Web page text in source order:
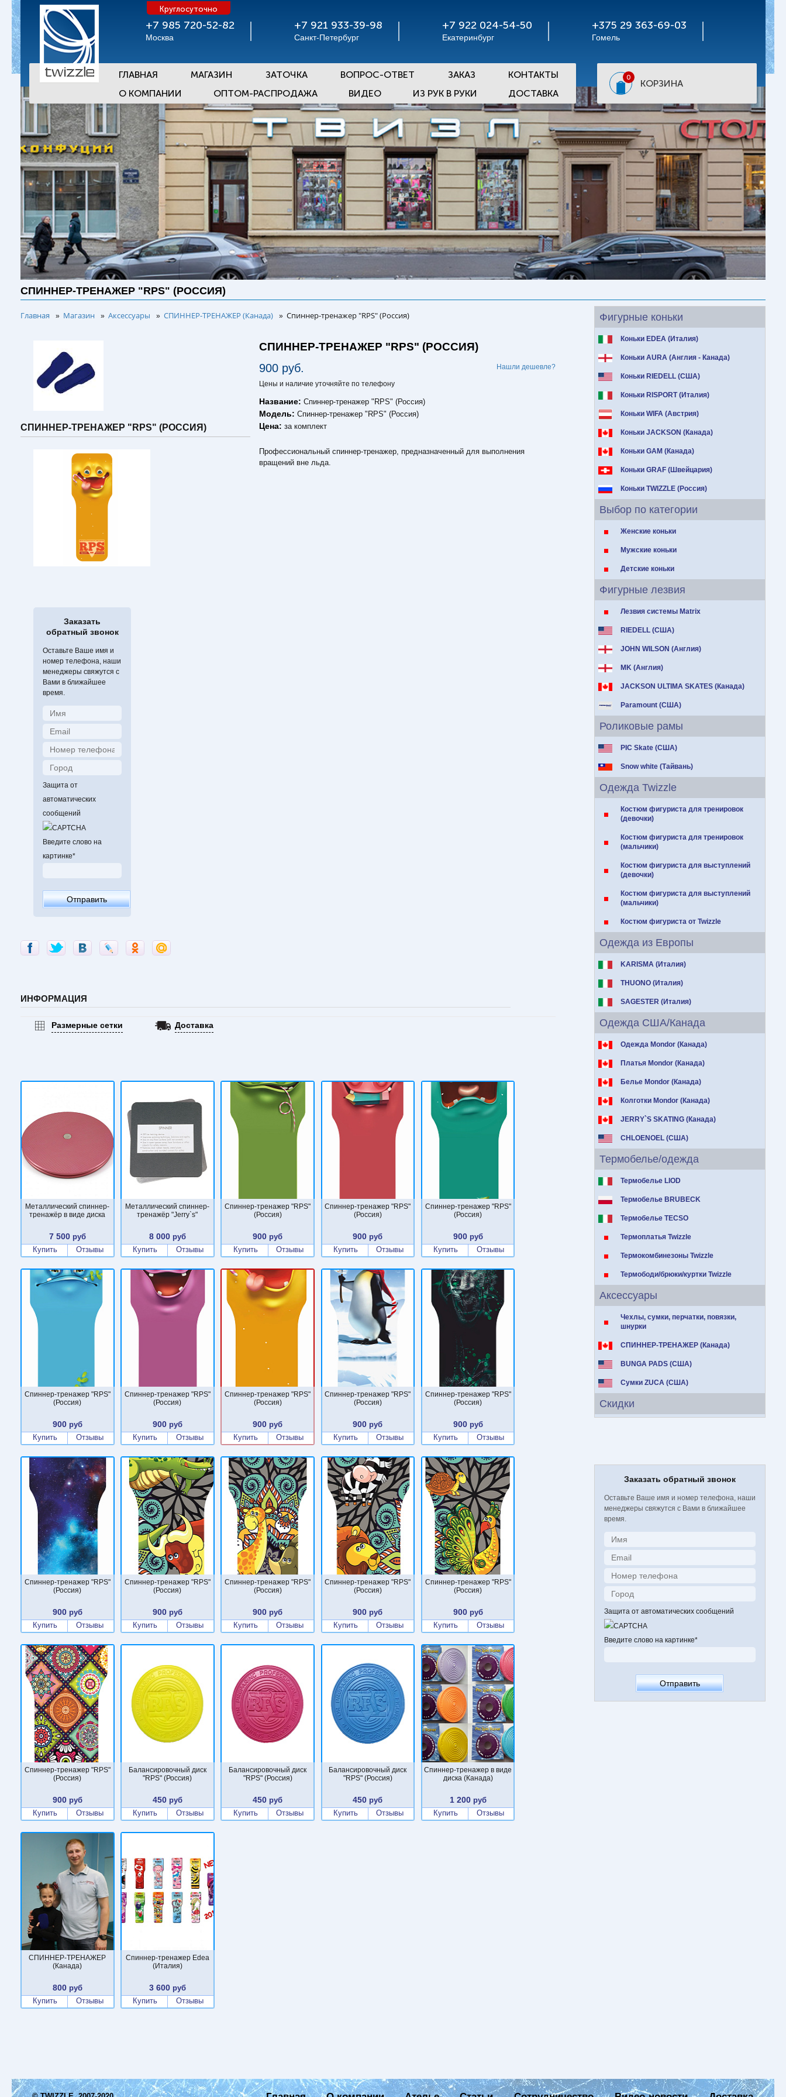
+7 985 720-52-82
Москва
Круглосуточно
+7 921 933-39-98
Санкт-Петербург
+7 922 024-54-50
Екатеринбург
+375 29 363-69-03
Гомель
ГЛАВНАЯ МАГАЗИН ЗАТОЧКА ВОПРОС-ОТВЕТ ЗАКАЗ
КОНТАКТЫ
О КОМПАНИИ
ОПТОМ-РАСПРОДАЖА ВИДЕО ИЗ РУК В РУКИ ДОСТАВКА
0
КОРЗИНА
СПИННЕР-ТРЕНАЖЕР "RPS" (РОССИЯ)
Фигурные коньки
Коньки EDEA (Италия)
Коньки AURA (Англия - Канада)
Коньки RIEDELL (США)
Коньки RISPORT (Италия)
Коньки WIFA (Австрия)
Коньки JACKSON (Канада)
Коньки GAM (Канада)
Коньки GRAF (Швейцария)
Коньки TWIZZLE (Россия)
Выбор по категории
Женские коньки
Мужские коньки
Детские коньки
Фигурные лезвия
Лезвия системы Matrix
RIEDELL (США)
JOHN WILSON (Англия)
MK (Англия)
JACKSON ULTIMA SKATES (Канада)
Paramount (США)
Роликовые рамы
PIC Skate (США)
Snow white (Тайвань)
Одежда Twizzle
Костюм фигуриста для тренировок
(девочки)
Костюм фигуриста для тренировок
(мальчики)
Костюм фигуриста для выступлений
(девочки)
Костюм фигуриста для выступлений
(мальчики)
Костюм фигуриста от Twizzle
Одежда из Европы
KARISMA (Италия)
THUONO (Италия)
SAGESTER (Италия)
Одежда США/Канада
Одежда Mondor (Канада)
Платья Mondor (Канада)
Белье Mondor (Канада)
Колготки Mondor (Канада)
JERRY`S SKATING (Канада)
CHLOENOEL (США)
Термобелье/одежда
Термобелье LIOD
Термобелье BRUBECK
Термобелье TECSO
Термоплатья Twizzle
Термокомбинезоны Twizzle
Термободи/брюки/куртки Twizzle
Аксессуары
Чехлы, сумки, перчатки, повязки,
шнурки
СПИННЕР-ТРЕНАЖЕР (Канада)
BUNGA PADS (США)
Сумки ZUCA (США)
Скидки
Заказать обратный звонок
Оставьте Ваше имя и номер телефона, наши
менеджеры свяжутся с Вами в ближайшее
время.
Защита от автоматических сообщений
Введите слово на картинке*
Главная » Магазин » Аксессуары » СПИННЕР-ТРЕНАЖЕР (Канада) » Спиннер-тренажер "RPS" (Россия)
СПИННЕР-ТРЕНАЖЕР "RPS" (РОССИЯ)
Заказать
обратный звонок
Оставьте Ваше имя и
номер телефона, наши
менеджеры свяжутся с
Вами в ближайшее
время.
Защита от
автоматических
сообщений
Введите слово на
картинке*
СПИННЕР-ТРЕНАЖЕР "RPS" (РОССИЯ)
900 руб. Нашли дешевле?
Цены и наличие уточняйте по телефону
Название:Спиннер-тренажер "RPS" (Россия)
Модель:Спиннер-тренажер "RPS" (Россия)
Цена:за комплект
Профессиональный спиннер-тренажер, предназначенный для выполнения
вращений вне льда.
ИНФОРМАЦИЯ
Размерные сетки Доставка
Металлический спиннер-
тренажёр в виде диска
7 500руб
Купить
Отзывы
Металлический спиннер-
тренажёр "Jerry`s"
8 000руб
Купить
Отзывы
Спиннер-тренажер "RPS"
(Россия)
900 руб
Купить
Отзывы
Спиннер-тренажер "RPS"
(Россия)
900 руб
Купить
Отзывы
Спиннер-тренажер "RPS"
(Россия)
900руб
Купить
Отзывы
Спиннер-тренажер "RPS"
(Россия)
900руб
Купить
Отзывы
Спиннер-тренажер "RPS"
(Россия)
900руб
Купить
Отзывы
Спиннер-тренажер "RPS"
(Россия)
900 руб
Купить
Отзывы
Спиннер-тренажер "RPS"
(Россия)
900 руб
Купить
Отзывы
Спиннер-тренажер "RPS"
(Россия)
900руб
Купить
Отзывы
Спиннер-тренажер "RPS"
(Россия)
900руб
Купить
Отзывы
Спиннер-тренажер "RPS"
(Россия)
900руб
Купить
Отзывы
Спиннер-тренажер "RPS"
(Россия)
900 руб
Купить
Отзывы
Спиннер-тренажер "RPS"
(Россия)
900 руб
Купить
Отзывы
Спиннер-тренажер "RPS"
(Россия)
900руб
Купить
Отзывы
Спиннер-тренажер "RPS"
(Россия)
900руб
Купить
Отзывы
Балансировочный диск
"RPS" (Россия)
450руб
Купить
Отзывы
Балансировочный диск
"RPS" (Россия)
450 руб
Купить
Отзывы
Балансировочный диск
"RPS" (Россия)
450 руб
Купить
Отзывы
Cпиннер-тренажер в виде
диска (Канада)
1 200руб
Купить
Отзывы
СПИННЕР-ТРЕНАЖЕР
(Канада)
800руб
Купить
Отзывы
Спиннер-тренажер Edea
(Италия)
3 600руб
Купить
Отзывы